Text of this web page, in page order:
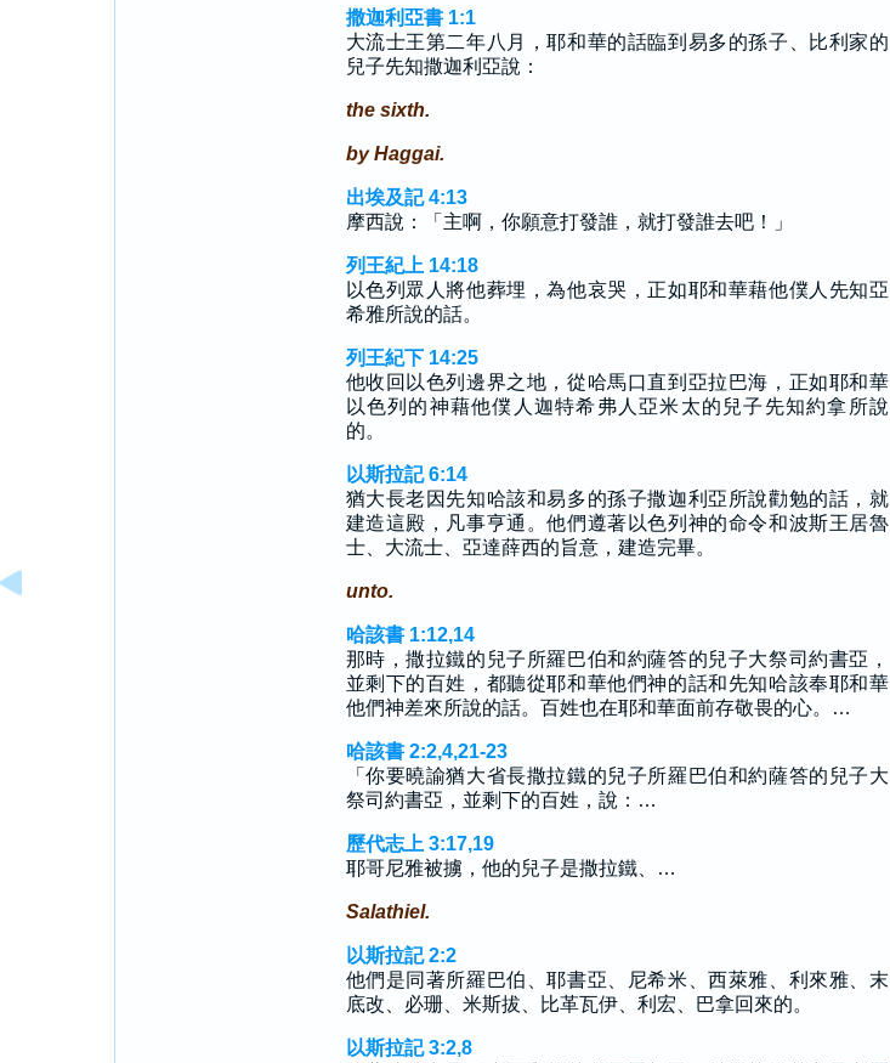
撒迦利亞書 1:1
大流士王第二年八月，耶和華的話臨到易多的孫子、比利家的
兒子先知撒迦利亞說：
the sixth.
by Haggai.
出埃及記 4:13
摩西說：「主啊，你願意打發誰，就打發誰去吧！」
列王紀上 14:18
以色列眾人將他葬埋，為他哀哭，正如耶和華藉他僕人先知亞
希雅所說的話。
列王紀下 14:25
他收回以色列邊界之地，從哈馬口直到亞拉巴海，正如耶和華
以色列的神藉他僕人迦特希弗人亞米太的兒子先知約拿所說
的。
以斯拉記 6:14
猶大長老因先知哈該和易多的孫子撒迦利亞所說勸勉的話，就
建造這殿，凡事亨通。他們遵著以色列神的命令和波斯王居魯
士、大流士、亞達薛西的旨意，建造完畢。
unto.
哈該書 1:12,14
那時，撒拉鐵的兒子所羅巴伯和約薩答的兒子大祭司約書亞，
並剩下的百姓，都聽從耶和華他們神的話和先知哈該奉耶和華
他們神差來所說的話。百姓也在耶和華面前存敬畏的心。…
哈該書 2:2,4,21-23
「你要曉諭猶大省長撒拉鐵的兒子所羅巴伯和約薩答的兒子大
祭司約書亞，並剩下的百姓，說：…
歷代志上 3:17,19
耶哥尼雅被擄，他的兒子是撒拉鐵、…
Salathiel.
以斯拉記 2:2
他們是同著所羅巴伯、耶書亞、尼希米、西萊雅、利來雅、末
底改、必珊、米斯拔、比革瓦伊、利宏、巴拿回來的。
以斯拉記 3:2,8